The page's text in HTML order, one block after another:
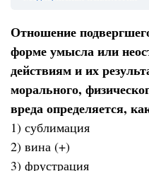
Отношение
форме умысла или
действиям и их
морального,
вреда определяется,
1) сублимация
2) вина (+)
3) фрустрация